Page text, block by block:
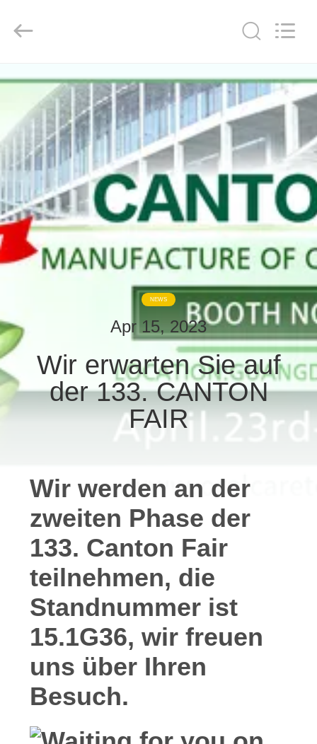
HAUS
PRODUKTE
VIDEOS
ÜBER
UNS
FABRIK-
QUALITÄTSKONTROLLE
TRETEN
SIE
VERBINDUNG
FORDERN
SIE
EIN
ZITAT
SEITENVERZEICHNIS
DATENSCHUTZ-
BESTIMMUNGEN
CENTER.
NEWS
Apr 15, 2023
Wir erwarten Sie auf
der 133. CANTON
FAIR
Wir werden an der
zweiten Phase der
133. Canton Fair
teilnehmen, die
Standnummer ist
15.1G36, wir freuen
uns über Ihren
Besuch.